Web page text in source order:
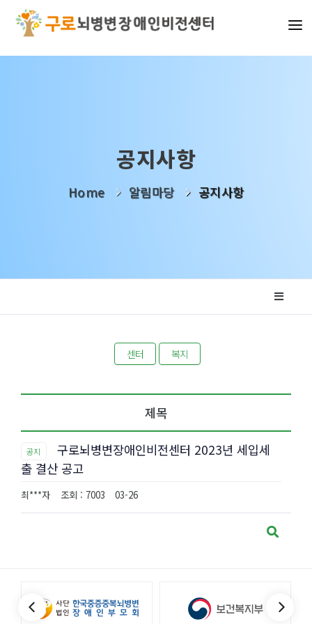
기관소개
공지사항
Home 알림마당 공지사항
센터 복지
제목
공지
구로뇌병변장애인비전센터 2023년 세입세
출 결산 공고
최***자 조회 : 7003 03-26